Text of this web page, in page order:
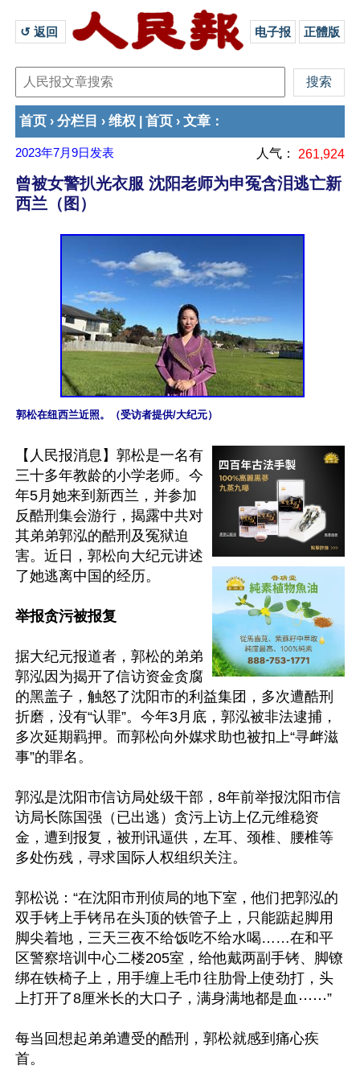
↺ 返回 电子报 正體版
首页 › 分栏目 › 维权 首页 › 文章 ：
2023年7月9日 发表 人气： 261,924
曾被女警扒光衣服 沈阳老师为申冤含泪逃亡新
西兰（图）
郭松在纽西兰近照。（受访者提供/大纪元）
【人民报消息】郭松是一名有
三十多年教龄的小学老师。今
年5月她来到新西兰，并参加
反酷刑集会游行，揭露中共对
其弟弟郭泓的酷刑及冤狱迫
害。近日，郭松向大纪元讲述
了她逃离中国的经历。
举报贪污被报复
据大纪元报道者，郭松的弟弟
郭泓因为揭开了信访资金贪腐
的黑盖子，触怒了沈阳市的利益集团，多次遭酷刑
折磨，没有“认罪”。今年3月底，郭泓被非法逮捕，
多次延期羁押。而郭松向外媒求助也被扣上“寻衅滋
事”的罪名。
郭泓是沈阳市信访局处级干部，8年前举报沈阳市信
访局长陈国强（已出逃）贪污上访上亿元维稳资
金，遭到报复，被刑讯逼供，左耳、颈椎、腰椎等
多处伤残，寻求国际人权组织关注。
郭松说：“在沈阳市刑侦局的地下室，他们把郭泓的
双手铐上手铐吊在头顶的铁管子上，只能踮起脚用
脚尖着地，三天三夜不给饭吃不给水喝……在和平
区警察培训中心二楼205室，给他戴两副手铐、脚镣
绑在铁椅子上，用手缠上毛巾往肋骨上使劲打，头
上打开了8厘米长的大口子，满身满地都是血⋯⋯”
每当回想起弟弟遭受的酷刑，郭松就感到痛心疾
首。